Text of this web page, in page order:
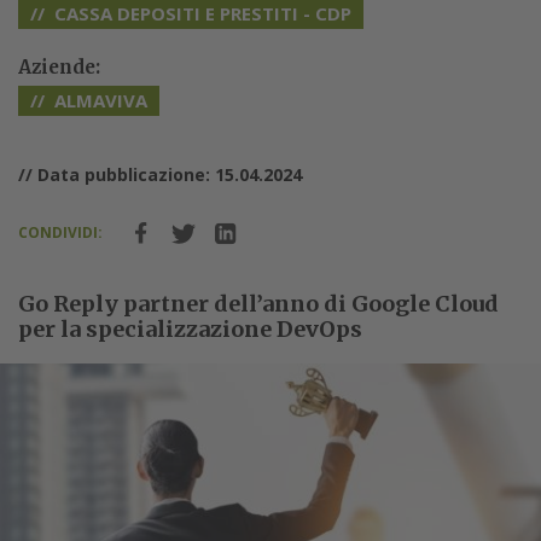
CASSA DEPOSITI E PRESTITI - CDP
Aziende:
ALMAVIVA
// Data pubblicazione: 15.04.2024
CONDIVIDI:
Go Reply partner dell’anno di Google Cloud
per la specializzazione DevOps